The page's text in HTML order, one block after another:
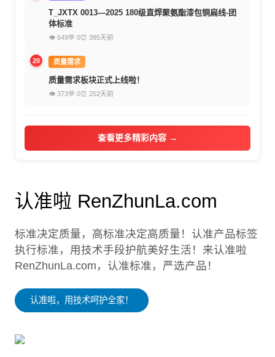
T_JXTX 0013—2025 180级直焊聚氨酯漆包铜扁线-团
体标准
👁 649💬 0⏰ 385天前
20 质量需求
质量需求板块正式上线啦！
👁 373💬 0⏰ 252天前
查看更多精彩内容 →
认准啦 RenZhunLa.com
标准决定质量，高标准决定高质量！认准产品标签
执行标准，用技术手段护航美好生活！来认准啦
RenZhunLa.com，认准标准，严选产品！
认准啦，用技术呵护全家！